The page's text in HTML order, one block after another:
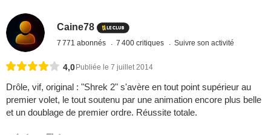
Caine78
7 771 abonnés 7 400 critiques Suivre son activité
4,0 Publiée le 7 juillet 2014
Drôle, vif, original : "Shrek 2" s'avère en tout point supérieur au
premier volet, le tout soutenu par une animation encore plus belle
et un doublage de premier ordre. Réussite totale.